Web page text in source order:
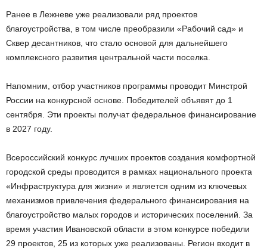
Ранее в Лежневе уже реализовали ряд проектов
благоустройства, в том числе преобразили «Рабочий сад» и
Сквер десантников, что стало основой для дальнейшего
комплексного развития центральной части поселка.
Напомним, отбор участников программы проводит Минстрой
России на конкурсной основе. Победителей объявят до 1
сентября. Эти проекты получат федеральное финансирование
в 2027 году.
Всероссийский конкурс лучших проектов создания комфортной
городской среды проводится в рамках национального проекта
«Инфраструктура для жизни» и является одним из ключевых
механизмов привлечения федерального финансирования на
благоустройство малых городов и исторических поселений. За
время участия Ивановской области в этом конкурсе победили
29 проектов, 25 из которых уже реализованы. Регион входит в